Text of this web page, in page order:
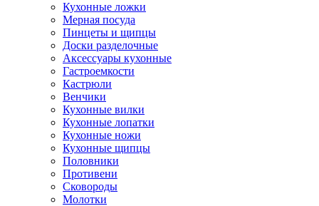
Кухонные ложки
Мерная посуда
Пинцеты и щипцы
Доски разделочные
Аксессуары кухонные
Гастроемкости
Кастрюли
Венчики
Кухонные вилки
Кухонные лопатки
Кухонные ножи
Кухонные щипцы
Половники
Противени
Сковороды
Молотки